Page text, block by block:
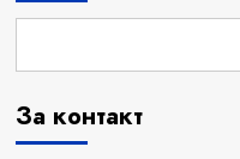
За контакт